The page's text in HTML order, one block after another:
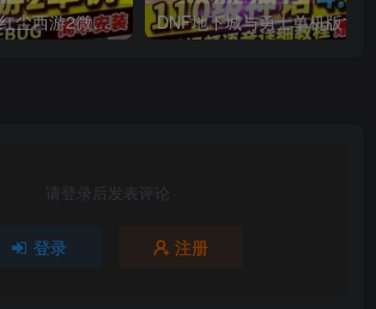
梦幻西游单机版红尘西游2微变独家打造龙魂抽奖令牌四象神兽
请登录后发表评论
登录 注册